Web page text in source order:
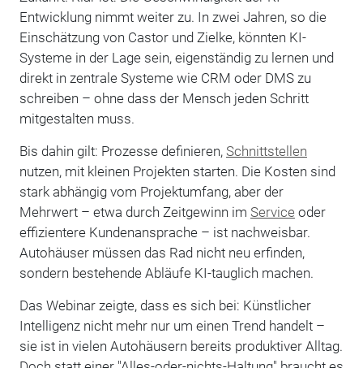
Entwicklung nimmt weiter zu. In zwei Jahren, so die
Einschätzung von Castor und Zielke, könnten KI-
Systeme in der Lage sein, eigenständig zu lernen und
direkt in zentrale Systeme wie CRM oder DMS zu
schreiben – ohne dass der Mensch jeden Schritt
mitgestalten muss.
Bis dahin gilt: Prozesse definieren, Schnittstellen
nutzen, mit kleinen Projekten starten. Die Kosten sind
stark abhängig vom Projektumfang, aber der
Mehrwert – etwa durch Zeitgewinn im Service oder
effizientere Kundenansprache – ist nachweisbar.
Autohäuser müssen das Rad nicht neu erfinden,
sondern bestehende Abläufe KI-tauglich machen.
Das Webinar zeigte, dass es sich bei: Künstlicher
Intelligenz nicht mehr nur um einen Trend handelt –
sie ist in vielen Autohäusern bereits produktiver Alltag.